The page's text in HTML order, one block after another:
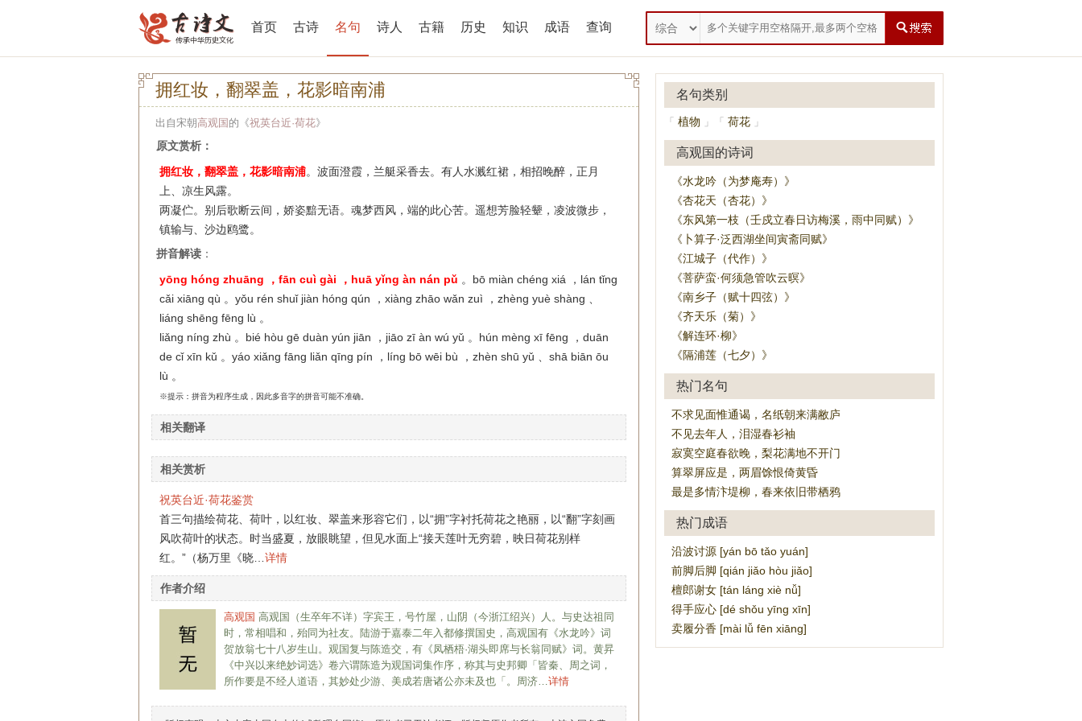
首页 古诗 名句 诗人 古籍 历史 知识 成语 查询
拥红妆，翻翠盖，花影暗南浦
出自宋朝高观国 的《祝英台近·荷花》
原文赏析：
拥红妆，翻翠盖，花影暗南浦。波面澄霞，兰艇采香去。有人水溅红裙，相招晚醉，正月
上、凉生风露。
两凝伫。别后歌断云间，娇姿黯无语。魂梦西风，端的此心苦。遥想芳脸轻颦，凌波微步，
镇输与、沙边鸥鹭。
拼音解读 ：
yōng hóng zhuāng ，fān cuì gài ，huā yǐng àn nán pǔ 。bō miàn chéng xiá ，lán tǐng
cǎi xiāng qù 。yǒu rén shuǐ jiàn hóng qún ，xiàng zhāo wǎn zuì ，zhèng yuè shàng 、
liáng shēng fēng lù 。
liǎng níng zhù 。bié hòu gē duàn yún jiān ，jiāo zī àn wú yǔ 。hún mèng xī fēng ，duān
de cǐ xīn kǔ 。yáo xiǎng fāng liǎn qīng pín ，líng bō wēi bù ，zhèn shū yǔ 、shā biān ōu
lù 。
※提示：拼音为程序生成，因此多音字的拼音可能不准确。
相关翻译
相关赏析
祝英台近·荷花鉴赏
首三句描绘荷花、荷叶，以红妆、翠盖来形容它们，以“拥”字衬托荷花之艳丽，以“翻”字刻画
风吹荷叶的状态。时当盛夏，放眼眺望，但见水面上“接天莲叶无穷碧，映日荷花别样
红。”（杨万里《晓… 详情
作者介绍
高观国 高观国（生卒年不详）字宾王，号竹屋，山阴（今浙江绍兴）人。与史达祖同
时，常相唱和，殆同为社友。陆游于嘉泰二年入都修撰国史，高观国有《水龙吟》词
贺放翁七十八岁生山。观国复与陈造交，有《凤栖梧·湖头即席与长翁同赋》词。黄昇
《中兴以来绝妙词选》卷六谓陈造为观国词集作序，称其与史邦卿「皆秦、周之词，
所作要是不经人道语，其妙处少游、美成若唐诸公亦未及也「。周济…详情
名句类别
「 植物 」 「 荷花 」
高观国的诗词
《水龙吟（为梦庵寿）》
《杏花天（杏花）》
《东风第一枝（壬戍立春日访梅溪，雨中同赋）》
《卜算子·泛西湖坐间寅斋同赋》
《江城子（代作）》
《菩萨蛮·何须急管吹云暝》
《南乡子（赋十四弦）》
《齐天乐（菊）》
《解连环·柳》
《隔浦莲（七夕）》
热门名句
不求见面惟通谒，名纸朝来满敝庐
不见去年人，泪湿春衫袖
寂寞空庭春欲晚，梨花满地不开门
算翠屏应是，两眉馀恨倚黄昏
最是多情汴堤柳，春来依旧带栖鸦
热门成语
沿波讨源 [yán bō tǎo yuán]
前脚后脚 [qián jiǎo hòu jiǎo]
檀郎谢女 [tán láng xiè nǚ]
得手应心 [dé shǒu yīng xīn]
卖履分香 [mài lǚ fēn xiāng]